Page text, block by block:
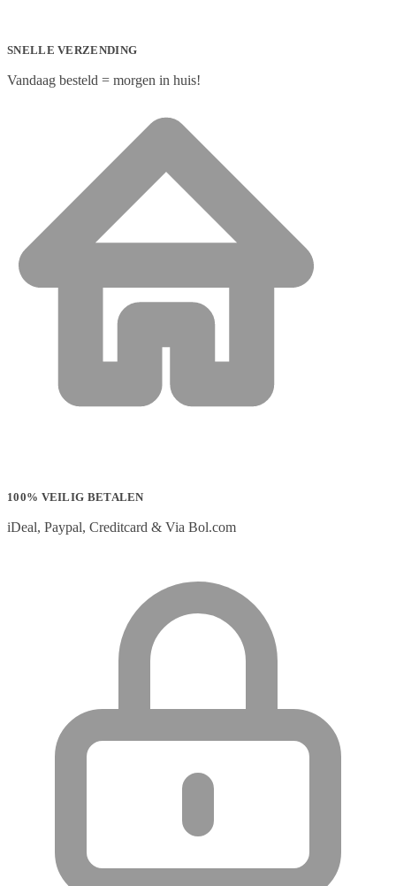
SNELLE VERZENDING
Vandaag besteld = morgen in huis!
100% VEILIG BETALEN
iDeal, Paypal, Creditcard & Via Bol.com